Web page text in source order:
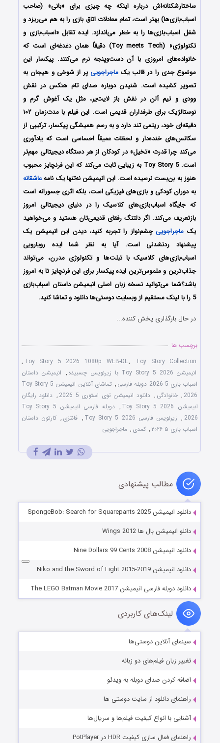
ساختارشکنانه‌اش درباره اینکه چه چیزی برای «بانی» (صاحب
اسباب‌بازی‌ها) بهتر است، تمام معادلات اتاق بازی را به هم می‌ریزد و
شغل اسباب‌بازی‌ها را به خطر می‌اندازد. ایده تقابل «اسباب‌بازی و
تکنولوژی» (Toy meets Tech) دقیقاً همان دغدغه‌ای است که
خانواده‌های امروزی با آن دست‌وپنجه نرم می‌کنند. پیکسار این
موضوع جدی را در قالب یک ماجراجویی پر از شوخی و هیجان به
تصویر کشیده است. شنیدن دوباره صدای تام هنکس در نقش
وودی و تیم آلن در نقش باز لایت‌یر، مثل یک آغوش گرم و
نوستالژیک برای طرفداران قدیمی است. این فیلم با مدت‌زمان ۱۰۲
دقیقه‌ای خود، ریتمی تند دارد و به رسم همیشگی پیکسار، ترکیبی از
سکانس‌های خنده‌دار و لحظات عمیقاً احساسی است که یادآوری
می‌کند چرا قدرت «تخیل» در کودکان از هر دستگاه دیجیتالی مهم‌تر
است. Toy Story 5 به زیبایی ثابت می‌کند که این فرنچایز محبوب
هنوز به بن‌بست نرسیده است. این انیمیشن نه‌تنها یک نامهعاشقانه
به دوران کودکی و بازی‌های فیزیکی است، بلکه اثری جسورانه است
که جایگاه اسباب‌بازی‌های کلاسیک را در دنیای دیجیتالی امروز
بازتعریف می‌کند. اگر دلتنگ رفقای قدیمی‌تان هستید و می‌خواهید
یک ماجراجوییچشم‌نواز را تجربه کنید، دیدن این انیمیشن یک
پیشنهاد رد‌نشدنی است. آیا به نظر شما ایده رویارویی
اسباب‌بازی‌های کلاسیک با تبلت‌ها و تکنولوژی مدرن، می‌تواند
جذاب‌ترین و ملموس‌ترین ایده پیکسار برای این فرنچایز تا به امروز
باشد؟شما می‌توانید نسخه زبان اصلی انیمیشن داستان اسباب‌بازی
5 را با لینک مستقیم از وبسایت دوستی‌ها دانلود و تماشا کنید.
در حال بارگذاری پخش کننده...
برچسب ها
Toy Story 5 2026 1080p WEB-DL, Toy Story Collection
,
انیمیشن Toy Story 5 2026 با زیرنویس چسبیده
, انیمیشن داستان
اسباب‌ بازی 5 2026 دوبله فارسی
,
تماشای آنلاین انیمیشن Toy Story 5
2026
, خانوادگی , دانلود انیمیشن توی استوری 5 2026 , دانلود رایگان
انیمیشن Toy Story 5 2026
,
دوبله فارسی انیمیشن Toy Story 5
2026
, زیرنویس فارسی Toy Story 5 2026 , فانتزی , کارتون داستان
اسباب‌ بازی ۵ ۲۰۲۶
, کمدی , ماجراجویی
مطالب پیشنهادی
دانلود انیمیشن SpongeBob: Search for Squarepants 2025
دانلو انیمیشن بال ها Wings 2012
دانلود انیمیشن Nine Dollars 99 Cents 2008
دانلود انیمیشن Niko and the Sword of Light 2015-2019
دانلود دوبله فارسی انیمیشن The LEGO Batman Movie 2017
لینک‌های کاربردی
سینمای آنلاین دوستی‌ها
تغییر زبان فیلم‌های دو زبانه
اضافه کردن صدای دوبله به ویدئو
راهنمای دانلود از سایت دوستی ها
آشنایی با انواع کیفیت فیلم‌ها و سریال‌ها
راهنمای فعال سازی کیفیت HDR در PotPlayer